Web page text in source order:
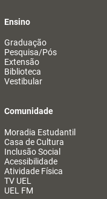
Ensino
Graduação
Pesquisa/Pós
Extensão
Biblioteca
Vestibular
Comunidade
Moradia Estudantil
Casa de Cultura
Inclusão Social
Acessibilidade
Atividade Física
TV UEL
UEL FM